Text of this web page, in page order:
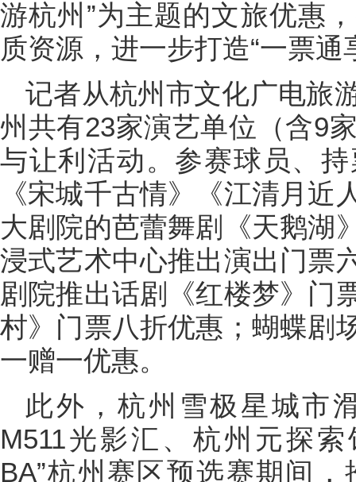
游杭州”为主题的文旅优惠
质资源，进一步打造“一票通
记者从杭州市文化广电旅
州共有23家演艺单位（含9
与让利活动。参赛球员、
《宋城千古情》《江清月
大剧院的芭蕾舞剧《天鹅湖
浸式艺术中心推出演出门票
剧院推出话剧《红楼梦》门
村》门票八折优惠；蝴蝶剧
一赠一优惠。
此外，杭州雪极星城市
M511光影汇、杭州元探
BA”杭州赛区预选赛期间